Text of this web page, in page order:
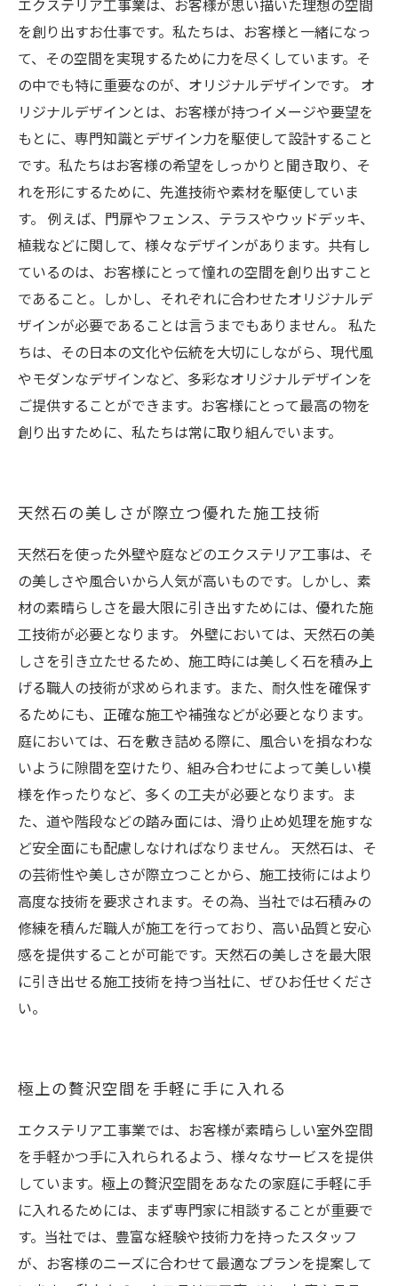
エクステリア工事業は、お客様が思い描いた理想の空間
を創り出すお仕事です。私たちは、お客様と一緒になっ
て、その空間を実現するために力を尽くしています。そ
の中でも特に重要なのが、オリジナルデザインです。 オ
リジナルデザインとは、お客様が持つイメージや要望を
もとに、専門知識とデザイン力を駆使して設計すること
です。私たちはお客様の希望をしっかりと聞き取り、そ
れを形にするために、先進技術や素材を駆使していま
す。 例えば、門扉やフェンス、テラスやウッドデッキ、
植栽などに関して、様々なデザインがあります。共有し
ているのは、お客様にとって憧れの空間を創り出すこと
であること。しかし、それぞれに合わせたオリジナルデ
ザインが必要であることは言うまでもありません。 私た
ちは、その日本の文化や伝統を大切にしながら、現代風
やモダンなデザインなど、多彩なオリジナルデザインを
ご提供することができます。お客様にとって最高の物を
創り出すために、私たちは常に取り組んでいます。
天然石の美しさが際立つ優れた施工技術
天然石を使った外壁や庭などのエクステリア工事は、そ
の美しさや風合いから人気が高いものです。しかし、素
材の素晴らしさを最大限に引き出すためには、優れた施
工技術が必要となります。 外壁においては、天然石の美
しさを引き立たせるため、施工時には美しく石を積み上
げる職人の技術が求められます。また、耐久性を確保す
るためにも、正確な施工や補強などが必要となります。
庭においては、石を敷き詰める際に、風合いを損なわな
いように隙間を空けたり、組み合わせによって美しい模
様を作ったりなど、多くの工夫が必要となります。ま
た、道や階段などの踏み面には、滑り止め処理を施すな
ど安全面にも配慮しなければなりません。 天然石は、そ
の芸術性や美しさが際立つことから、施工技術にはより
高度な技術を要求されます。その為、当社では石積みの
修練を積んだ職人が施工を行っており、高い品質と安心
感を提供することが可能です。天然石の美しさを最大限
に引き出せる施工技術を持つ当社に、ぜひお任せくださ
い。
極上の贅沢空間を手軽に手に入れる
エクステリア工事業では、お客様が素晴らしい室外空間
を手軽かつ手に入れられるよう、様々なサービスを提供
しています。極上の贅沢空間をあなたの家庭に手軽に手
に入れるためには、まず専門家に相談することが重要で
す。当社では、豊富な経験や技術力を持ったスタッフ
が、お客様のニーズに合わせて最適なプランを提案して